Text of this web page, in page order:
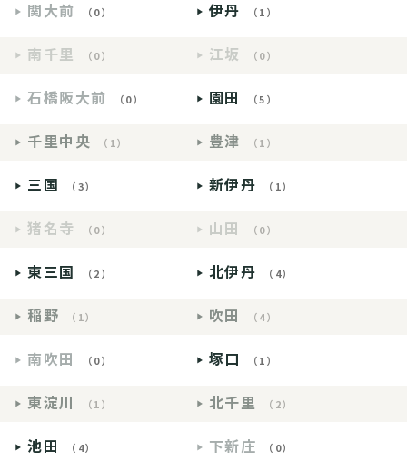
関大前 （0） 伊丹 （1）
南千里 （0） 江坂 （0）
石橋阪大前 （0） 園田 （5）
千里中央 （1） 豊津 （1）
三国 （3） 新伊丹 （1）
猪名寺 （0） 山田 （0）
東三国 （2） 北伊丹 （4）
稲野 （1） 吹田 （4）
南吹田 （0） 塚口 （1）
東淀川 （1） 北千里 （2）
池田 （4） 下新庄 （0）